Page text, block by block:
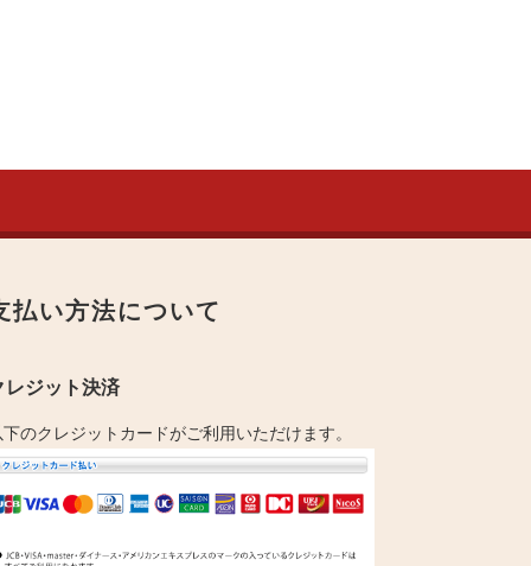
払い方法について
レジット決済
下のクレジットカードがご利用いただけます。